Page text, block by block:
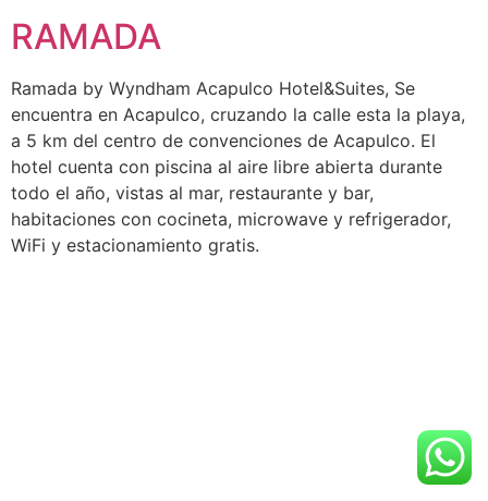
RAMADA
Ramada by Wyndham Acapulco Hotel&Suites, Se
encuentra en Acapulco, cruzando la calle esta la playa,
a 5 km del centro de convenciones de Acapulco. El
hotel cuenta con piscina al aire libre abierta durante
todo el año, vistas al mar, restaurante y bar,
habitaciones con cocineta, microwave y refrigerador,
WiFi y estacionamiento gratis.